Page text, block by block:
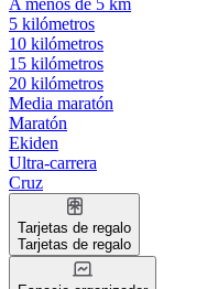
5 kilómetros
10 kilómetros
15 kilómetros
20 kilómetros
Media maratón
Maratón
Ekiden
Ultra-carrera
Cruz
Tarjetas de regalo
Tarjetas de regalo